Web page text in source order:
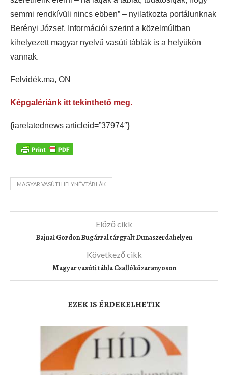
semmi rendkívüli nincs ebben” – nyilatkozta portálunknak
Berényi József. Információi szerint a közelmúltban
kihelyezett magyar nyelvű vasúti táblák is a helyükön
vannak.
Felvidék.ma, ON
Képgalériánk itt tekinthető meg.
{iarelatednews articleid=”37974″}
MAGYAR VASÚTI HELYNÉVTÁBLÁK
Előző cikk
Bajnai Gordon Bugárral tárgyalt Dunaszerdahelyen
Következő cikk
Magyar vasúti tábla Csallóközaranyoson
EZEK IS ÉRDEKELHETIK